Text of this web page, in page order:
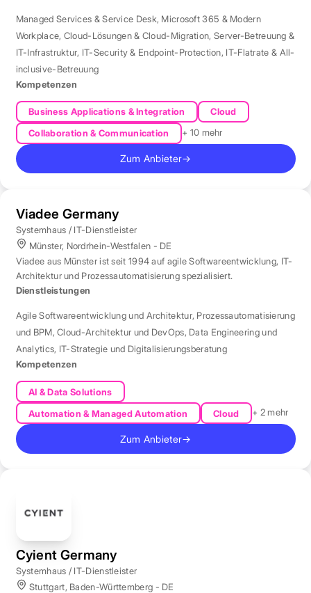
Managed Services & Service Desk, Microsoft 365 & Modern
Workplace, Cloud-Lösungen & Cloud-Migration, Server-Betreuung &
IT-Infrastruktur, IT-Security & Endpoint-Protection, IT-Flatrate & All-
inclusive-Betreuung
Kompetenzen
Business Applications & Integration
Cloud
Collaboration & Communication
+ 10 mehr
Zum Anbieter→
Viadee Germany
Systemhaus / IT-Dienstleister
Münster, Nordrhein-Westfalen - DE
Viadee aus Münster ist seit 1994 auf agile Softwareentwicklung, IT-
Architektur und Prozessautomatisierung spezialisiert.
Dienstleistungen
Agile Softwareentwicklung und Architektur, Prozessautomatisierung
und BPM,Cloud-Architektur und DevOps, Data Engineering und
Analytics, IT-Strategie und Digitalisierungsberatung
Kompetenzen
AI & Data Solutions
Automation & Managed Automation
Cloud + 2 mehr
Zum Anbieter→
Cyient Germany
Systemhaus / IT-Dienstleister
Stuttgart, Baden-Württemberg - DE